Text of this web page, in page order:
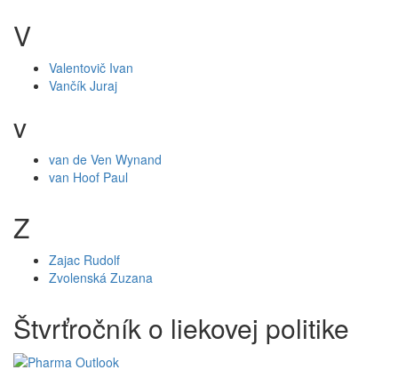
V
Valentovič Ivan
Vančík Juraj
v
van de Ven Wynand
van Hoof Paul
Z
Zajac Rudolf
Zvolenská Zuzana
Štvrťročník o liekovej politike